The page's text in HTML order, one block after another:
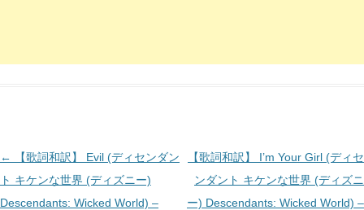
投
稿
ナ
←
【歌詞和訳】 Evil (ディセンダン
ト キケンな世界 (ディズニー)
Descendants: Wicked World) –
【歌詞和訳】 I’m Your Girl (ディセ
ンダント キケンな世界 (ディズニ
ー) Descendants: Wicked World) –